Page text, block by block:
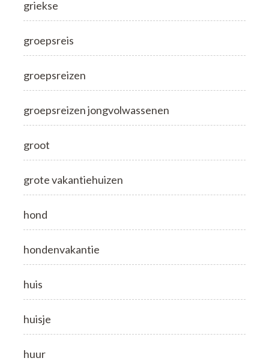
griekse
groepsreis
groepsreizen
groepsreizen jongvolwassenen
groot
grote vakantiehuizen
hond
hondenvakantie
huis
huisje
huur